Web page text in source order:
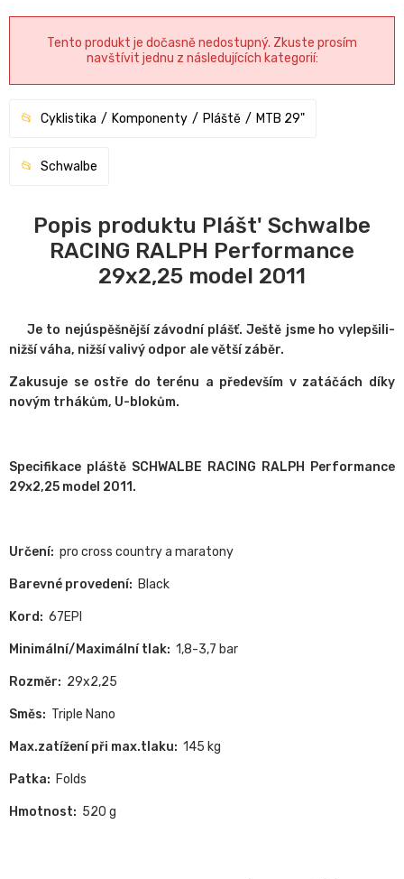
Tento produkt je dočasně nedostupný. Zkuste prosím
navštívit jednu z následujících kategorií:
Cyklistika Komponenty Pláště MTB 29"
Schwalbe
Popis produktu Plášt' Schwalbe
RACING RALPH Performance
29x2,25 model 2011
Je to nejúspěšnější závodní plášť. Ještě jsme ho vylepšili-
nižší váha, nižší valivý odpor ale větší záběr.
Zakusuje se ostře do terénu a především v zatáčách díky
novým trhákům, U-blokům.
Specifikace pláště SCHWALBE RACING RALPH Performance
29x2,25 model 2011.
Určení: pro cross country a maratony
Barevné provedení: Black
Kord: 67EPI
Minimální/Maximální tlak: 1,8-3,7 bar
Rozměr: 29x2,25
Směs: Triple Nano
Max.zatížení při max.tlaku: 145 kg
Patka: Folds
Hmotnost: 520 g